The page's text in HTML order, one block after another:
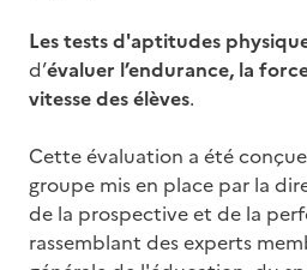
Les tests d'aptitudes
d’évaluer l’endurance, la
vitesse des élèves.
Cette évaluation a été
groupe mis en place par la
de la prospective et de la
rassemblant des experts